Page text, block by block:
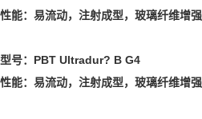
性能：易流动，注射成型，玻璃纤维增
型号：PBT Ultradur? B G4
性能：易流动，注射成型，玻璃纤维增